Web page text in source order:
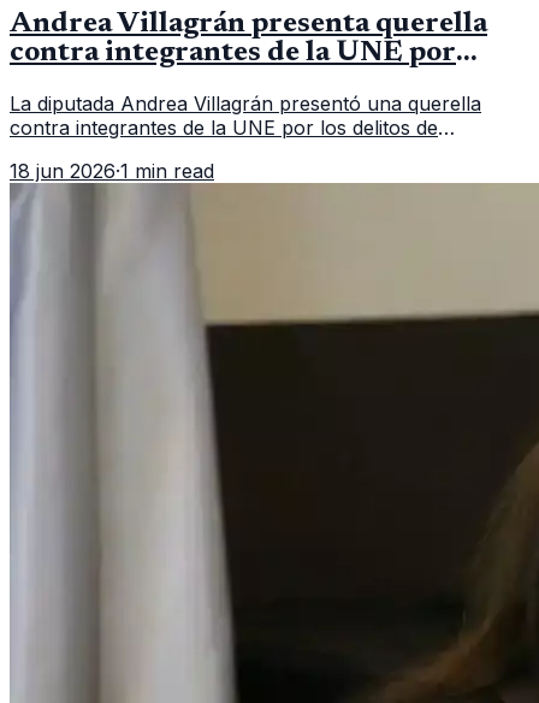
Andrea Villagrán presenta querella
contra integrantes de la UNE por
La diputada Andrea Villagrán presentó una querella
contra integrantes de la UNE por los delitos de
18 jun 2026·1 min read